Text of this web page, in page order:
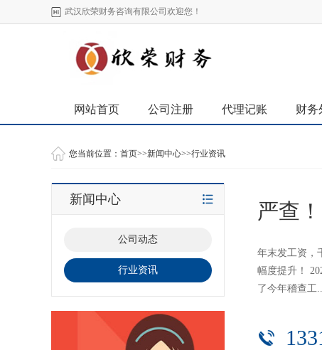
武汉欣荣财务咨询有限公司欢迎您！
网站首页 公司注册 代理记账 财务
您当前位置： 首页>>新闻中心>>行业资讯
新闻中心
公司动态
行业资讯
严查
年末发工资，
幅度提升！
了今年稽查工..